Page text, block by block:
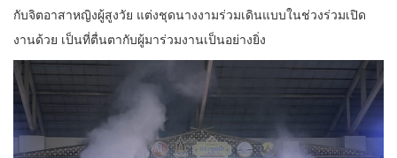
กับจิตอาสาหญิงผู้สูงวัย แต่งชุดนางงามร่วมเดินแบบในช่วงร่วมเปิด
งานด้วย เป็นที่ตื่นตากับผู้มาร่วมงานเป็นอย่างยิ่ง